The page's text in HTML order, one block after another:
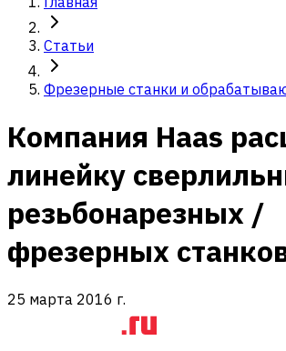
Статьи
Фрезерные станки и
Компания Haas
линейку
резьбонарезных /
фрезерных
25 марта 2016 г.